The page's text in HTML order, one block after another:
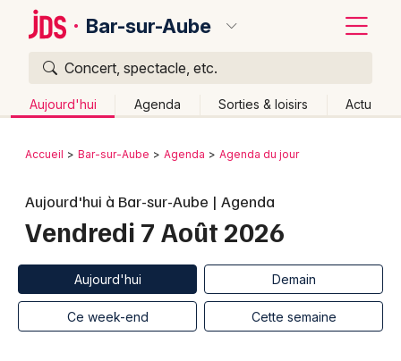
Bar-sur-Aube
Concert, spectacle, etc.
Aujourd'hui Agenda Sorties & loisirs Actu
Publier un événement
Grands événements
Activité & Expérience
Colmar
Lille
Lyon
Marseille
Retour
Accueil Bar-sur-Aube Agenda Agenda du jour
Aujourd'hui à Bar-sur-Aube | Agenda
Vendredi 7 Août 2026
Aujourd'hui Demain
Ce week-end Cette semaine
Quoi ?
Où ?
Champagne-Ardenne
Partout
Près de moi
Changer de lieu
Aujourd'hui
Demain Ce week-end Autre